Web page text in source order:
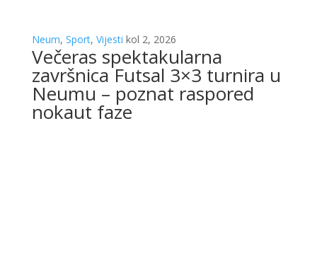
Neum, Sport, Vijesti kol 2, 2026
Večeras spektakularna
završnica Futsal 3×3 turnira u
Neumu – poznat raspored
nokaut faze